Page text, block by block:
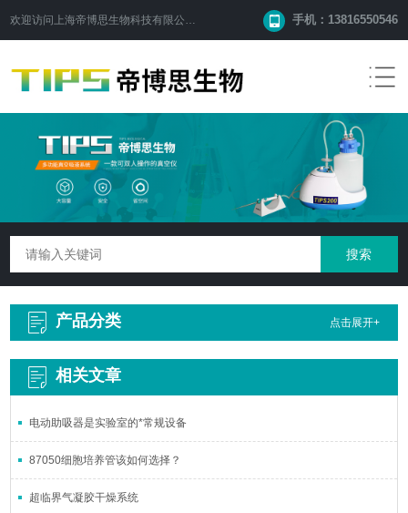
欢迎访问 上海帝博思生物科技有限公司 手机：13816550546
产品分类 点击展开+
相关文章
电动助吸器是实验室的*常规设备
87050细胞培养管该如何选择？
超临界气凝胶干燥系统